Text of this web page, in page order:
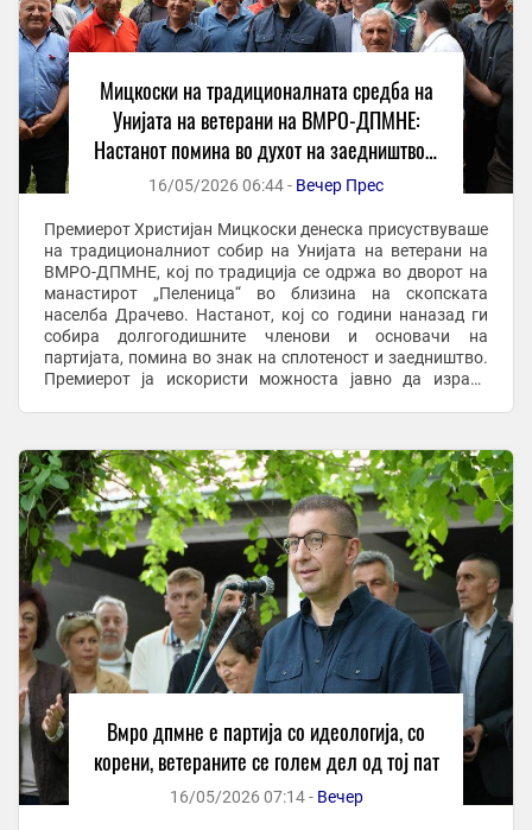
Мицкоски на традиционалната средба на
Унијата на ветерани на ВМРО-ДПМНЕ:
Настанот помина во духот на заедништво и
почитување на вредностите што не
16/05/2026 06:44 - Вечер Прес
Премиерот Христијан Мицкоски денеска присуствуваше
на традиционалниот собир на Унијата на ветерани на
ВМРО-ДПМНЕ, кој по традиција се одржа во дворот на
манастирот „Пеленица“ во близина на скопската
населба Драчево. Настанот, кој со години наназад ги
собира долгогодишните членови и основачи на
партијата, помина во знак на сплотеност и заедништво.
Премиерот ја искористи можноста јавно да изрази
Вмро дпмне е партија со идеологија, со
корени, ветераните се голем дел од тој пат
16/05/2026 07:14 - Вечер